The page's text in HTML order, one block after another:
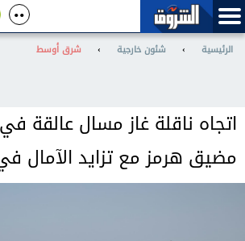
الرئيسية › شئون خارجية › شرق أوسط
اتجاه ناقلة غاز مسال عالقة
مضيق هرمز مع تزايد الآمال